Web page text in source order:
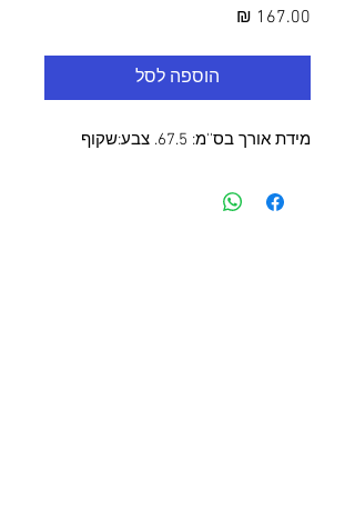
הוספה לסל
מידת אורך בס''מ: 67.5. צבע:שקוף